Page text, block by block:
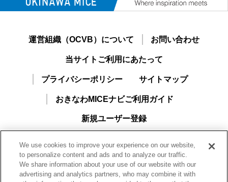
運営組織（OCVB）について お問い合わせ
当サイトご利用にあたって
プライバシーポリシー サイトマップ
おきなわMICEナビご利用ガイド
新規ユーザー登録
We use cookies to improve your experience on our website,
to personalize content and ads and to analyze our traffic.
We share information about your use of our website with our
advertising and analytics partners, who may combine it with